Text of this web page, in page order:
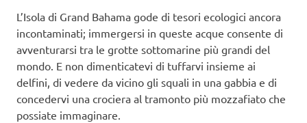
L’Isola di Grand Bahama gode di tesori ecologici ancora
incontaminati; immergersi in queste acque consente di
avventurarsi tra le grotte sottomarine più grandi del
mondo. E non dimenticatevi di tuffarvi insieme ai
delfini, di vedere da vicino gli squali in una gabbia e di
concedervi una crociera al tramonto più mozzafiato che
possiate immaginare.